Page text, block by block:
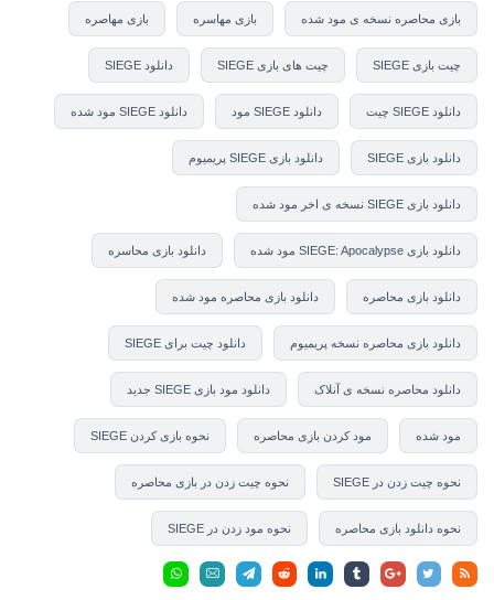
بازی محاصره نسخه ی مود شده بازی مهاسره بازی مهاصره
چیت بازی SIEGE چیت های بازی SIEGE دانلود SIEGE
دانلود SIEGE چیت دانلود SIEGE مود دانلود SIEGE مود شده
دانلود بازی SIEGE دانلود بازی SIEGE پریمیوم
دانلود بازی SIEGE نسخه ی اخر مود شده
دانلود بازی SIEGE: Apocalypse مود شده دانلود بازی محاسره
دانلود بازی محاصره دانلود بازی محاصره مود شده
دانلود بازی محاصره نسخه پریمیوم دانلود چیت برای SIEGE
دانلود محاصره نسخه ی آنلاک دانلود مود بازی SIEGE جدید
مود شده مود کردن بازی محاصره نحوه بازی کردن SIEGE
نحوه چیت زدن در SIEGE نحوه چیت زدن در بازی محاصره
نحوه دانلود بازی محاصره نحوه مود زدن در SIEGE